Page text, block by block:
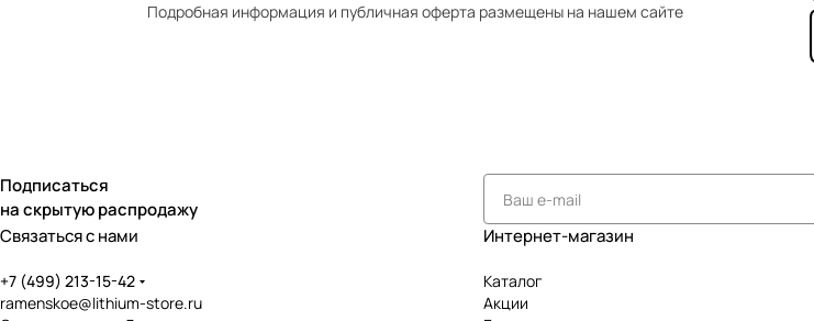
Подробная информация и публичная оферта размещены на нашем сайте
Подписаться
на скрытую распродажу
Связаться с нами
+7 (499) 213-15-42
ramenskoe@lithium-store.ru
Интернет-магазин
Каталог
Акции